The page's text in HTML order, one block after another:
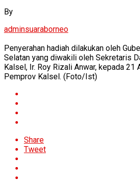
By
adminsuaraborneo
Penyerahan hadiah dilakukan oleh
Selatan yang diwakili oleh Sekretaris
Kalsel, Ir. Roy Rizali Anwar, kepada 21
Pemprov Kalsel. (Foto/Ist)
Share
Tweet